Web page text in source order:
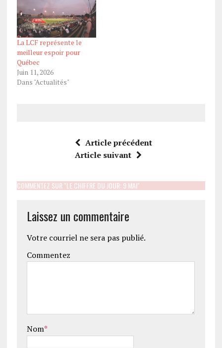
La LCF représente le
meilleur espoir pour
Québec
Juin 11, 2026
Dans "Actualités"
Article précédent
Article suivant
COMMENTEZ SUR "LE CHIFFRE DU JOUR: 9 MAI"
Laissez un commentaire
Votre courriel ne sera pas publié.
Commentez
Nom*